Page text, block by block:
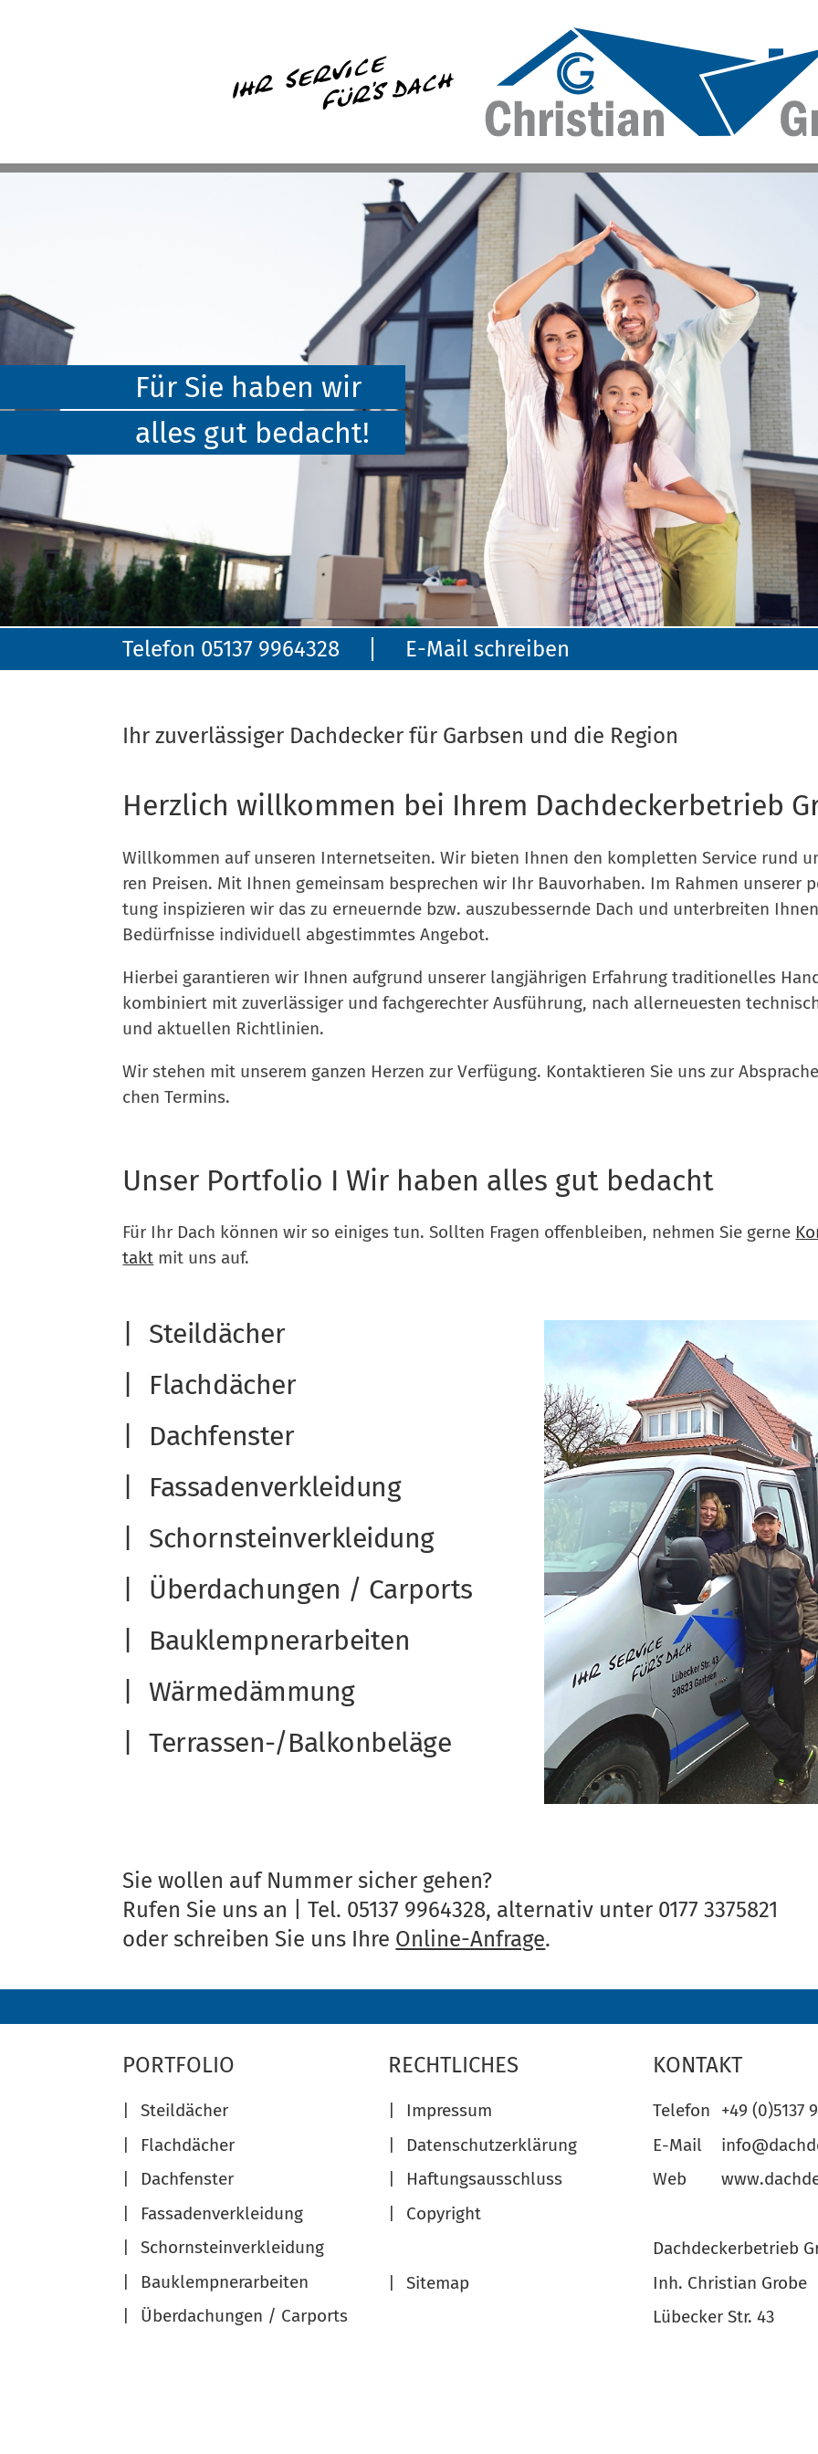
Für Sie haben wir
alles gut bedacht!
Telefon 05137 9964328 E-Mail schreiben
Ihr zuverlässiger Dachdecker für Garbsen und die Region
Herzlich willkommen bei Ihrem Dachdeckerbetrieb
Will­kom­men auf unse­ren Inter­net­sei­ten. Wir bie­ten Ihnen den kom­plet­ten Ser­vice rund
ren Prei­sen. Mit Ihnen gemein­sam bespre­chen wir Ihr Bau­vor­ha­ben. Im Rah­men unse­rer
tung inspi­zie­ren wir das zu erneu­ern­de bzw. aus­zu­bes­sern­de Dach und unter­brei­ten
Bedürf­nis­se indi­vi­du­ell abge­stimm­tes Angebot.
Hier­bei garan­tie­ren wir Ihnen auf­grund unse­rer lang­jäh­ri­gen Erfah­rung tra­di­tio­nel­les
kom­bi­niert mit zuver­läs­si­ger und fach­ge­rech­ter Aus­füh­rung, nach aller­neu­es­ten
und aktu­el­len Richtlinien.
Wir ste­hen mit unse­rem gan­zen Her­zen zur Ver­fü­gung. Kon­tak­tie­ren Sie uns zur
chen Termins.
Unser Portfolio I Wir haben alles gut bedacht
Für Ihr Dach kön­nen wir so eini­ges tun. Soll­ten Fra­gen offen­blei­ben, neh­men Sie ger­ne
takt mit uns auf.
Steil­dä­cher
Flach­dä­cher
Dach­fens­ter
Fas­sa­den­ver­klei­dung
Schorn­stein­ver­klei­dung
Über­da­chun­gen / Carports
Bau­klemp­ner­ar­bei­ten
Wär­me­däm­mung
Ter­ras­sen-/Bal­kon­be­lä­ge
Sie wollen auf Nummer sicher gehen?
Rufen Sie uns an | Tel. 05137 9964328, alternativ unter 0177 3375821
oder schreiben Sie uns Ihre Online-Anfrage.
PORTFOLIO
Steildächer
Flachdächer
Dachfenster
Fassadenverkleidung
Schornsteinverkleidung
Bauklempnerarbeiten
Überdachungen / Carports
RECHTLICHES
Impressum
Datenschutzerklärung
Haftungsausschluss
Copyright
Sitemap
KONTAKT
Telefon
+49 (0)5137
E-Mail
Web
Dachdeckerbetrieb
Inh. Christian Grobe
Lübecker Str. 43